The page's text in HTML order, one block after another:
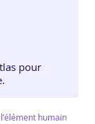
pour
humain